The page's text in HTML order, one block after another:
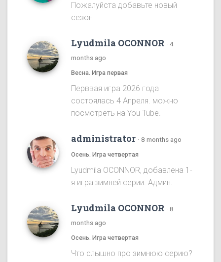
Пожалуйста добавьте новый
сезон
Lyudmila OCONNOR · 4
months ago
Весна. Игра первая
Перввая игра 2026 года
состоялась 4 Апреля. можно
посмотреть на You Tube.
administrator · 8 months ago
Осень. Игра четвертая
Lyudmila OCONNOR, добавлена 1-
я игра зимней серии. Админ.
Lyudmila OCONNOR · 8
months ago
Осень. Игра четвертая
Что слышно про зимнюю серию?